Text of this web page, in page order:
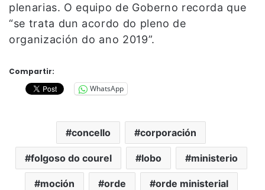
plenarias. O equipo de Goberno recorda que
“se trata dun acordo do pleno de
organización do ano 2019”.
Compartir:
WhatsApp
concello corporación
folgoso do courel lobo ministerio
moción orde orde ministerial